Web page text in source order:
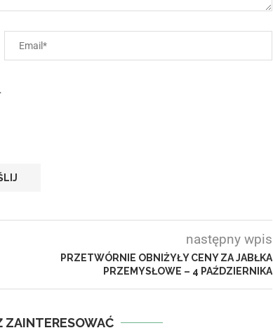
następny wpis
PRZETWÓRNIE OBNIŻYŁY CENY ZA JABŁKA
PRZEMYSŁOWE – 4 PAŹDZIERNIKA
ZAINTERESOWAĆ